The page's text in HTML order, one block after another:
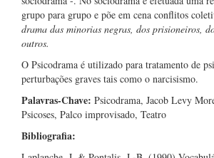
grupo para grupo e põe em cena conflitos
drama das minorias negras, dos prisioneiros,
outros.
O Psicodrama é utilizado para tratamento de
perturbações graves tais como o narcisismo.
Palavras-Chave: Psicodrama, Jacob Levy
Psicoses, Palco improvisado, Teatro
Bibliografia: